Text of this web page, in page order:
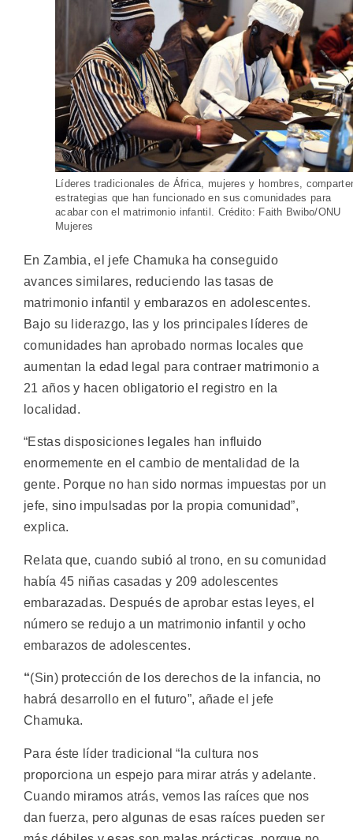
Líderes tradicionales de África, mujeres y hombres,
estrategias que han funcionado en sus comunidades para
acabar con el matrimonio infantil. Crédito: Faith Bwibo/ONU
Mujeres
En Zambia, el jefe Chamuka ha conseguido
avances similares, reduciendo las tasas de
matrimonio infantil y embarazos en adolescentes.
Bajo su liderazgo, las y los principales líderes de
comunidades han aprobado normas locales que
aumentan la edad legal para contraer matrimonio a
21 años y hacen obligatorio el registro en la
localidad.
“Estas disposiciones legales han influido
enormemente en el cambio de mentalidad de la
gente. Porque no han sido normas impuestas por un
jefe, sino impulsadas por la propia comunidad”,
explica.
Relata que, cuando subió al trono, en su comunidad
había 45 niñas casadas y 209 adolescentes
embarazadas. Después de aprobar estas leyes, el
número se redujo a un matrimonio infantil y ocho
embarazos de adolescentes.
“(Sin) protección de los derechos de la infancia, no
habrá desarrollo en el futuro”, añade el jefe
Chamuka.
Para éste líder tradicional “la cultura nos
proporciona un espejo para mirar atrás y adelante.
Cuando miramos atrás, vemos las raíces que nos
dan fuerza, pero algunas de esas raíces pueden ser